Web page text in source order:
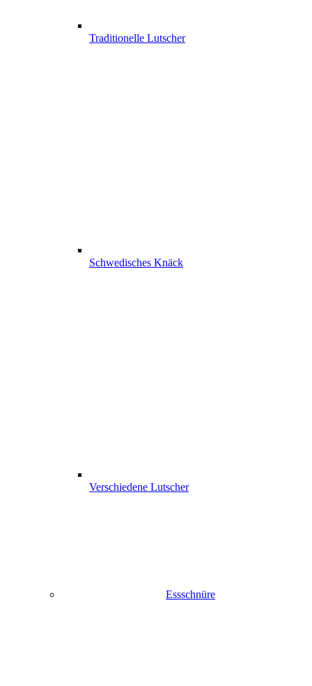
Traditionelle Lutscher
Schwedisches Knäck
Verschiedene Lutscher
Essschnüre